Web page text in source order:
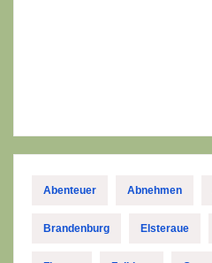
Abenteuer Abnehmen
Brandenburg Elsteraue